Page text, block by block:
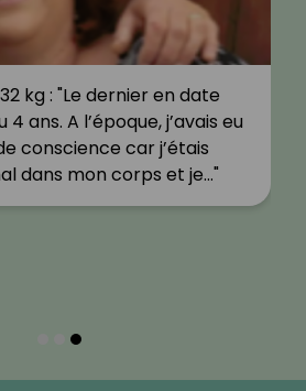
kg : "Le dernier en date
ans. A l’époque, j’avais eu
conscience car j’étais
dans mon corps et je…"